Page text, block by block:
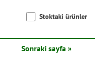
Stoktaki ürünler
Sonraki sayfa »